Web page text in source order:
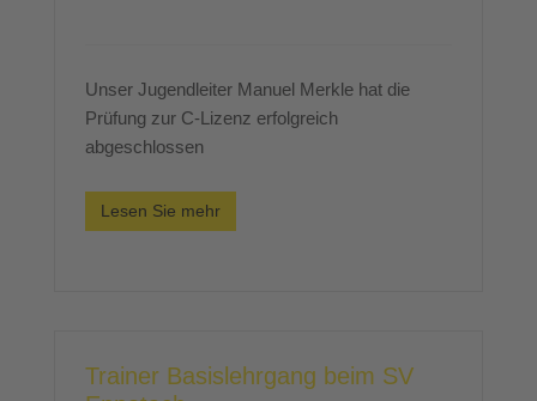
Unser Jugendleiter Manuel Merkle hat die
Prüfung zur C-Lizenz erfolgreich
abgeschlossen
Lesen Sie mehr
Trainer Basislehrgang beim SV